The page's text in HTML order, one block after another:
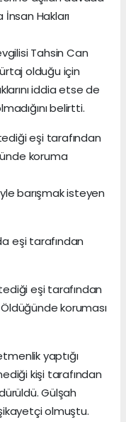
İnsan Hakları
Tahsin Can
olduğu için
iddia etse de
belirtti.
eşi tarafından
koruma
barışmak isteyen
eşi tarafından
eşi tarafından
koruması
yaptığı
kişi tarafından
Gülşah
olmuştu.